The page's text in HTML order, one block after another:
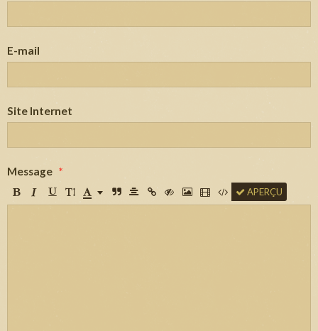
E-mail
Site Internet
Message
APERÇU